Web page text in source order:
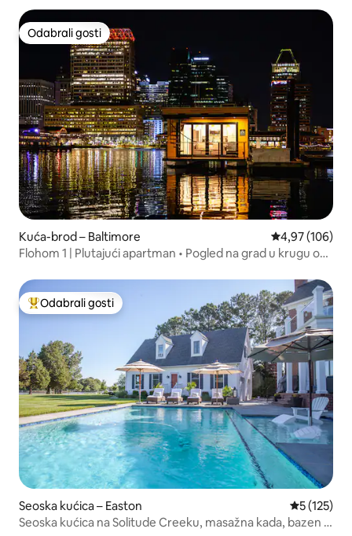
Odabrali gosti
Odabrali gosti
Kuća-brod – Baltimore Prosječna
4,97 (106)
Flohom 1 | Plutajući apartman • Pogled na grad u krugu od
Među najviše rangiranima s oznakom „Odabrali gosti”
Odabrali gosti
Seoska kućica – Easton Prosječna
5 (125)
Seoska kućica na Solitude Creeku, masažna kada, bazen i